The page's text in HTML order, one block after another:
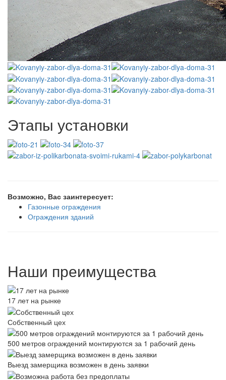
Этапы установки
Возможно, Вас заинтересует:
Газонные ограждения
Ограждения зданий
Наши преимущества
17 лет на рынке
Собственный цех
500 метров ограждений монтируются за 1 рабочий день
Выезд замерщика возможен в день заявки